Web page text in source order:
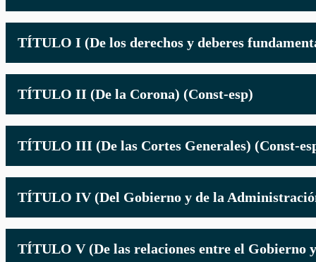
TÍTULO I (De los derechos y deberes
TÍTULO II (De la Corona) (Const-esp)
TÍTULO III (De las Cortes Generales) (Const-
TÍTULO IV (Del Gobierno y de la
TÍTULO V (De las relaciones entre el Gobierno